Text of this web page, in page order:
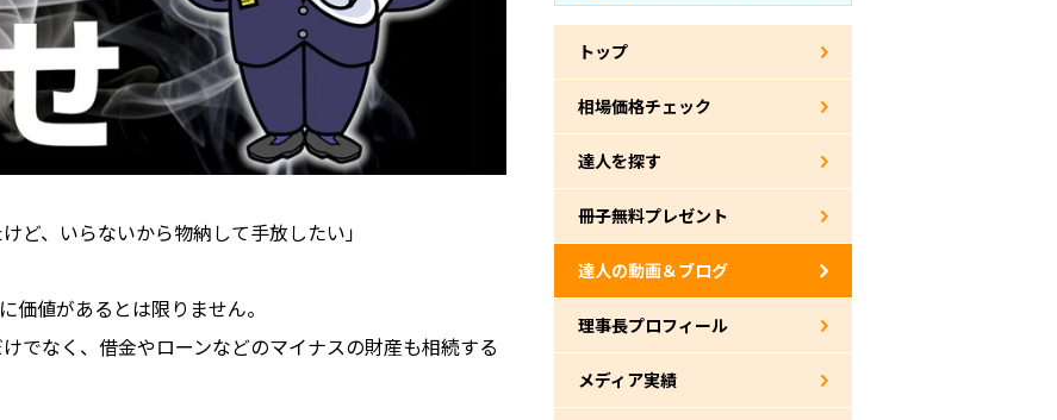
ど、いらないから物納して手放したい」
価値があるとは限りません。
でなく、借金やローンなどのマイナスの財産も相続する
トップ
相場価格チェック
達人を探す
冊子無料プレゼント
達人の動画＆ブログ
理事長プロフィール
メディア実績